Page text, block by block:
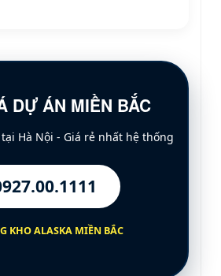
DỰ ÁN MIỀN BẮC
Hà Nội - Giá rẻ nhất hệ thống
KHO ALASKA MIỀN BẮC